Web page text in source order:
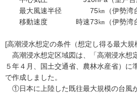
最大風速半径 75㎞（伊勢湾台
移動速度 時速73㎞（伊勢湾台
[高潮浸水想定の条件（想定し得る最大
高潮浸水想定区域図は、「高潮浸水想
５年４月、国土交通省、農林水産省）に
で作成しました。
①日本に上陸した既往最大規模の台風